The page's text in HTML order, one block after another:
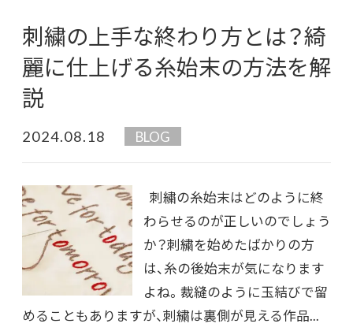
刺繍の上手な終わり方とは？綺
麗に仕上げる糸始末の方法を解
説
2024.08.18 BLOG
刺繍の糸始末はどのように終
わらせるのが正しいのでしょう
か？刺繍を始めたばかりの方
は、糸の後始末が気になります
よね。裁縫のように玉結びで留
めることもありますが、刺繍は裏側が見える作品...